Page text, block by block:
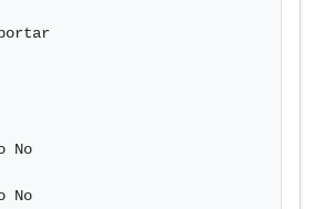
No
No